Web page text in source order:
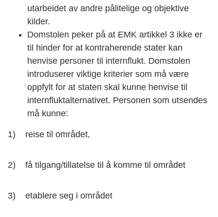
utarbeidet av andre pålitelige og objektive
kilder.
Domstolen peker på at EMK artikkel 3 ikke er
til hinder for at kontraherende stater kan
henvise personer til internflukt. Domstolen
introduserer viktige kriterier som må være
oppfylt for at staten skal kunne henvise til
internfluktalternativet. Personen som utsendes
må kunne:
1) reise til området,
2) få tilgang/tillatelse til å komme til området
3) etablere seg i området